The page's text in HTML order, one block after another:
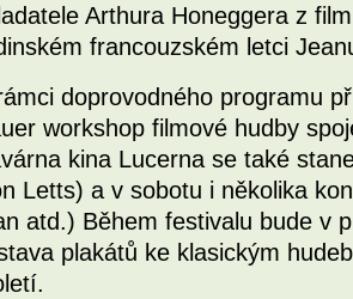
Arthura Honeggera z
francouzském letci
doprovodného programu
workshop filmové hudby
kina Lucerna se také
Letts) a v sobotu i několika
atd.) Během festivalu bude v
plakátů ke klasickým